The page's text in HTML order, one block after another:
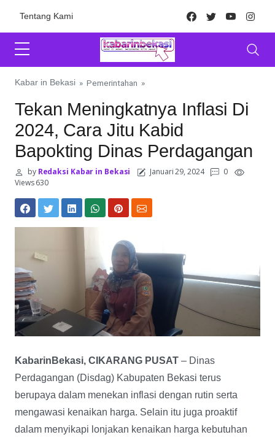
Tentang Kami Facebook
TwitterYoutube
Kabar in Bekasi » Pemerintahan »
Tekan Meningkatnya Inflasi Di
2024, Cara Jitu Kabid
Bapokting Dinas Perdagangan
byRedaksi Kabar in Bekasi Januari 29, 2024
0
Views 630
KabarinBekasi, CIKARANG PUSAT – Dinas
Perdagangan (Disdag) Kabupaten Bekasi terus
berupaya dalam menekan inflasi dengan rutin serta
mengawasi kenaikan harga. Selain itu juga proaktif
dalam menyikapi lonjakan kenaikan harga kebutuhan